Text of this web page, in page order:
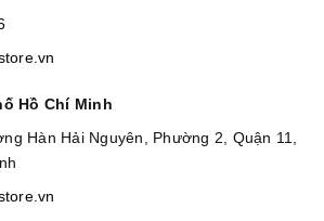
Hồ Chí Minh
Hàn Hải Nguyên, Phường 2, Quận 11,